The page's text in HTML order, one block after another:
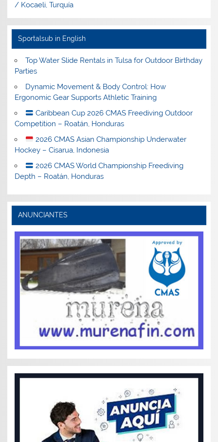
/ Kocaeli, Turquía
Sportalsub in English
Top Water Slide Rentals in Tulsa for Outdoor Birthday
Parties
Dynamic Movement & Body Control: How
Ergonomic Gear Supports Athletic Training
Caribbean Cup 2026 CMAS Freediving Outdoor
Competition – Roatán, Honduras
2026 CMAS Asian Championship Underwater
Hockey – Cisarua, Indonesia
2026 CMAS World Championship Freediving
Depth – Roatán, Honduras
ANUNCIANTES